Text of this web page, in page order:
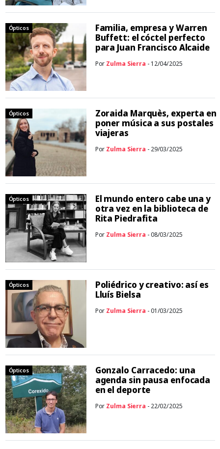
Ópticos
Familia, empresa y Warren
Buffett: el cóctel perfecto
para Juan Francisco Alcaide
Por Zulma Sierra - 12/04/2025
Ópticos
Zoraida Marquès, experta en
poner música a sus postales
viajeras
Por Zulma Sierra - 29/03/2025
Ópticos
El mundo entero cabe una y
otra vez en la biblioteca de
Rita Piedrafita
Por Zulma Sierra - 08/03/2025
Ópticos
Poliédrico y creativo: así es
Lluís Bielsa
Por Zulma Sierra - 01/03/2025
Ópticos
Gonzalo Carracedo: una
agenda sin pausa enfocada
en el deporte
Por Zulma Sierra - 22/02/2025